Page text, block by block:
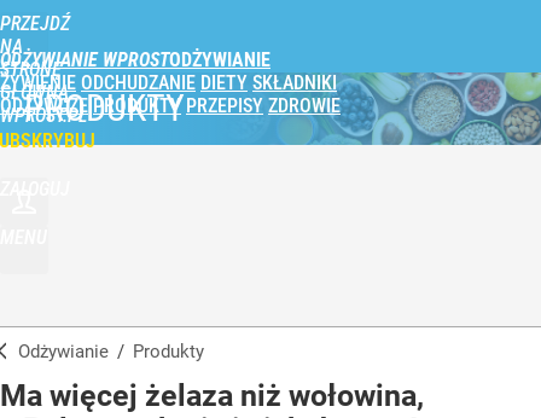
PRZEJDŹ
NA
STRONĘ
GŁÓWNĄ
WPROST.PL
ODŻYWIANIE WPROST
ŻYWIENIE ODCHUDZANIE DIETY SKŁADNIKI
ODŻYWCZE PRODUKTY PRZEPISY ZDROWIE
PRODUKTY
Odżywianie / Produkty
Ma więcej żelaza niż wołowina,